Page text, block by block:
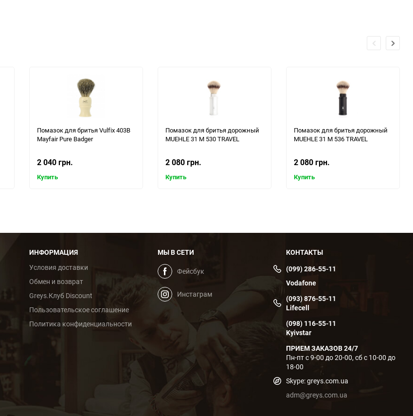
Помазок для бритья Vulfix 403B
Mayfair Pure Badger
2 040 грн.
Купить
Помазок для бритья дорожный
MUEHLE 31 M 530 TRAVEL
2 080 грн.
Купить
Помазок для бритья дорожный
MUEHLE 31 M 536 TRAVEL
2 080 грн.
Купить
ИНФОРМАЦИЯ
Условия доставки
Обмен и возврат
Greys.Клуб Discount
Пользовательское cоглашение
Политика конфиденциальности
МЫ В СЕТИ
Фейсбук
Инстаграм
КОНТАКТЫ
(099) 286-55-11
Vodafone
(093) 876-55-11
Lifecell
(098) 116-55-11
Kyivstar
ПРИЕМ ЗАКАЗОВ 24/7
Пн-пт с 9-00 до 20-00, сб с 10-00 до
18-00
Skype: greys.com.ua
adm@greys.com.ua